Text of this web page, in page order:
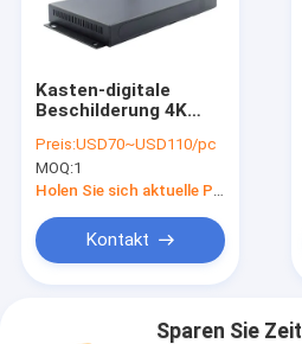
Kasten-digitale
Beschilderung 4K
mit multi Sprache
2GB RAM 32GB EMMC
Preis:USD70~USD110/pc
MOQ:1
Holen Sie sich aktuelle Preis
Kontakt
Sparen Sie Zeit